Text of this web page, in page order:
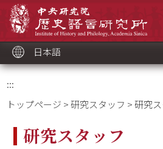
ッ
ク
日本語
:::
トップページ >研究スタッフ > 研究
研究スタッフ